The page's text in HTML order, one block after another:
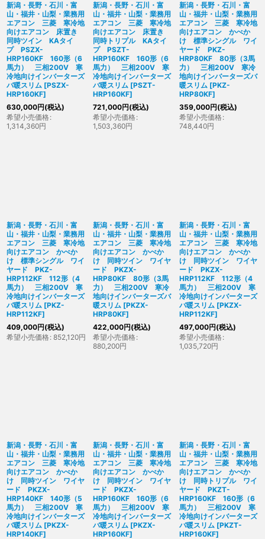
新潟・長野・石川・富
山・福井・山梨・業務用
エアコン 三菱 寒冷地
向けエアコン 床置き
同時ツイン KAタイ
プ PSZX-
HRP160KF 160形（6
馬力） 三相200V 寒
冷地向けインバーターズ
バ暖スリム [PSZX-
HRP160KF]
630,000円(税込)
希望小売価格 :
1,314,360円
新潟・長野・石川・富
山・福井・山梨・業務用
エアコン 三菱 寒冷地
向けエアコン 床置き
同時トリプル KAタイ
プ PSZT-
HRP160KF 160形（6
馬力） 三相200V 寒
冷地向けインバーターズ
バ暖スリム [PSZT-
HRP160KF]
721,000円(税込)
希望小売価格 :
1,503,360円
新潟・長野・石川・富
山・福井・山梨・業務用
エアコン 三菱 寒冷地
向けエアコン かべか
け 標準シングル ワイ
ヤード PKZ-
HRP80KF 80形（3馬
力） 三相200V 寒冷
地向けインバーターズバ
暖スリム [PKZ-
HRP80KF]
359,000円(税込)
希望小売価格 :
748,440円
新潟・長野・石川・富
山・福井・山梨・業務用
エアコン 三菱 寒冷地
向けエアコン かべか
け 標準シングル ワイ
ヤード PKZ-
HRP112KF 112形（4
馬力） 三相200V 寒
冷地向けインバーターズ
バ暖スリム [PKZ-
HRP112KF]
409,000円(税込)
希望小売価格 : 852,120円
新潟・長野・石川・富
山・福井・山梨・業務用
エアコン 三菱 寒冷地
向けエアコン かべか
け 同時ツイン ワイヤ
ード PKZX-
HRP80KF 80形（3馬
力） 三相200V 寒冷
地向けインバーターズバ
暖スリム [PKZX-
HRP80KF]
422,000円(税込)
希望小売価格 :
880,200円
新潟・長野・石川・富
山・福井・山梨・業務用
エアコン 三菱 寒冷地
向けエアコン かべか
け 同時ツイン ワイヤ
ード PKZX-
HRP112KF 112形（4
馬力） 三相200V 寒
冷地向けインバーターズ
バ暖スリム [PKZX-
HRP112KF]
497,000円(税込)
希望小売価格 :
1,035,720円
新潟・長野・石川・富
山・福井・山梨・業務用
エアコン 三菱 寒冷地
向けエアコン かべか
け 同時ツイン ワイヤ
ード PKZX-
HRP140KF 140形（5
馬力） 三相200V 寒
冷地向けインバーターズ
バ暖スリム [PKZX-
HRP140KF]
新潟・長野・石川・富
山・福井・山梨・業務用
エアコン 三菱 寒冷地
向けエアコン かべか
け 同時ツイン ワイヤ
ード PKZX-
HRP160KF 160形（6
馬力） 三相200V 寒
冷地向けインバーターズ
バ暖スリム [PKZX-
HRP160KF]
新潟・長野・石川・富
山・福井・山梨・業務用
エアコン 三菱 寒冷地
向けエアコン かべか
け 同時トリプル ワイ
ヤード PKZT-
HRP160KF 160形（6
馬力） 三相200V 寒
冷地向けインバーターズ
バ暖スリム [PKZT-
HRP160KF]